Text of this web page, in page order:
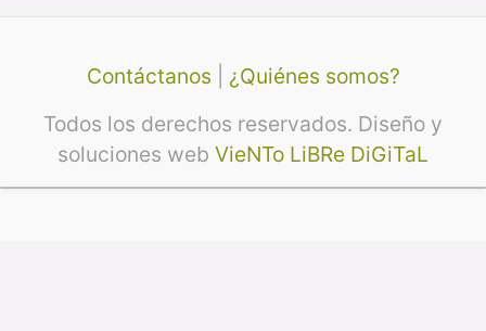
Contáctanos
¿Quiénes somos?
Todos los derechos reservados. Diseño y
soluciones web VieNTo LiBRe DiGiTaL